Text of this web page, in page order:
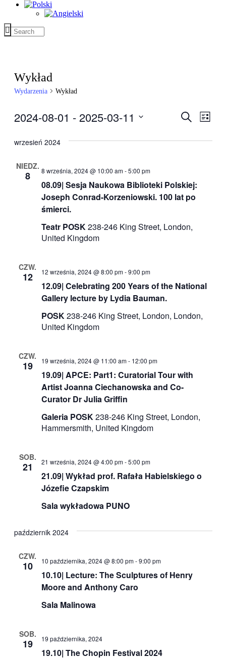
Wykład
Wydarzenia Wykład
po
widokach
Szukaj
Lista
2024-08-01 - 2025-03-11
wrzesień 2024
NIEDZ.
8
08.09| Sesja Naukowa Biblioteki Polskiej:
Joseph Conrad-Korzeniowski. 100 lat po
śmierci.
8 września, 2024 @ 10:00 am-5:00 pm
Teatr POSK238-246 King Street, London,
United Kingdom
CZW.
12
12.09| Celebrating 200 Years of the National
Gallery lecture by Lydia Bauman.
12 września, 2024 @ 8:00 pm-9:00 pm
POSK238-246 King Street, London, London,
United Kingdom
CZW.
19
19.09| APCE: Part1: Curatorial Tour with
Artist Joanna Ciechanowska and Co-
Curator Dr Julia Griffin
19 września, 2024 @ 11:00 am- 12:00 pm
Galeria POSK238-246 King Street, London,
Hammersmith, United Kingdom
SOB.
21
21.09| Wykład prof. Rafała Habielskiego o
Józefie Czapskim
21 września, 2024 @ 4:00 pm-5:00 pm
Sala wykładowa PUNO
październik 2024
CZW.
10
10.10| Lecture: The Sculptures of Henry
Moore and Anthony Caro
10 października, 2024 @ 8:00 pm-9:00 pm
Sala Malinowa
SOB.
19
19.10| The Chopin Festival 2024
19 października, 2024